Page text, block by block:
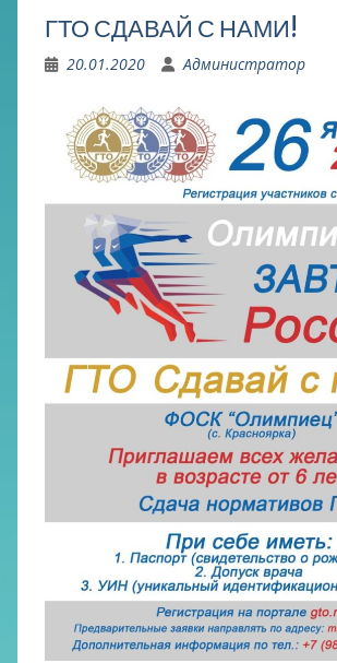
ГТО СДАВАЙ С НАМИ!
20.01.2020 Администратор